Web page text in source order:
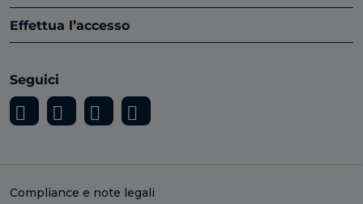
Effettua l’accesso
Seguici
Compliance e note legali